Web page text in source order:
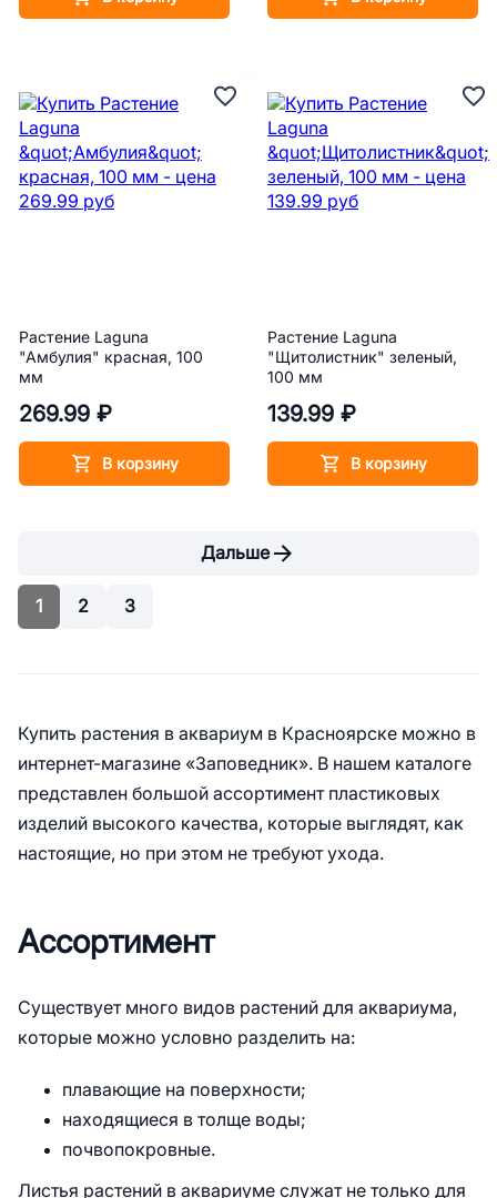
Растение Laguna
"Амбулия" красная, 100
мм
269.99 ₽
В корзину
Растение Laguna
"Щитолистник" зеленый,
100 мм
139.99 ₽
В корзину
Дальше
1 2 3
Купить растения в аквариум в Красноярске можно в
интернет-магазине «Заповедник». В нашем каталоге
представлен большой ассортимент пластиковых
изделий высокого качества, которые выглядят, как
настоящие, но при этом не требуют ухода.
Ассортимент
Существует много видов растений для аквариума,
которые можно условно разделить на:
плавающие на поверхности;
находящиеся в толще воды;
почвопокровные.
Листья растений в аквариуме служат не только для